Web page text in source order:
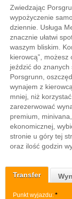
Transfer
Punkt wyjazdu: *
Zwiedzając
wypożyczenie
dziennie. Usługa
znacznie ułatwi
waszym bliskim.
kierowcą”, możesz
jeździć do
Porsgrunn,
wynajem z
mniej, niż
zarezerwować
premium,
ekonomicznej,
stronie u góry tej
oraz ilość godzin